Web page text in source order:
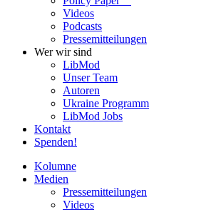
Videos
Pod­casts
Pres­se­mit­tei­lun­gen
Wer wir sind
LibMod
Unser Team
Autoren
Ukraine Pro­gramm
LibMod Jobs
Kontakt
Spenden!
Kolumne
Medien
Pres­se­mit­tei­lun­gen
Videos